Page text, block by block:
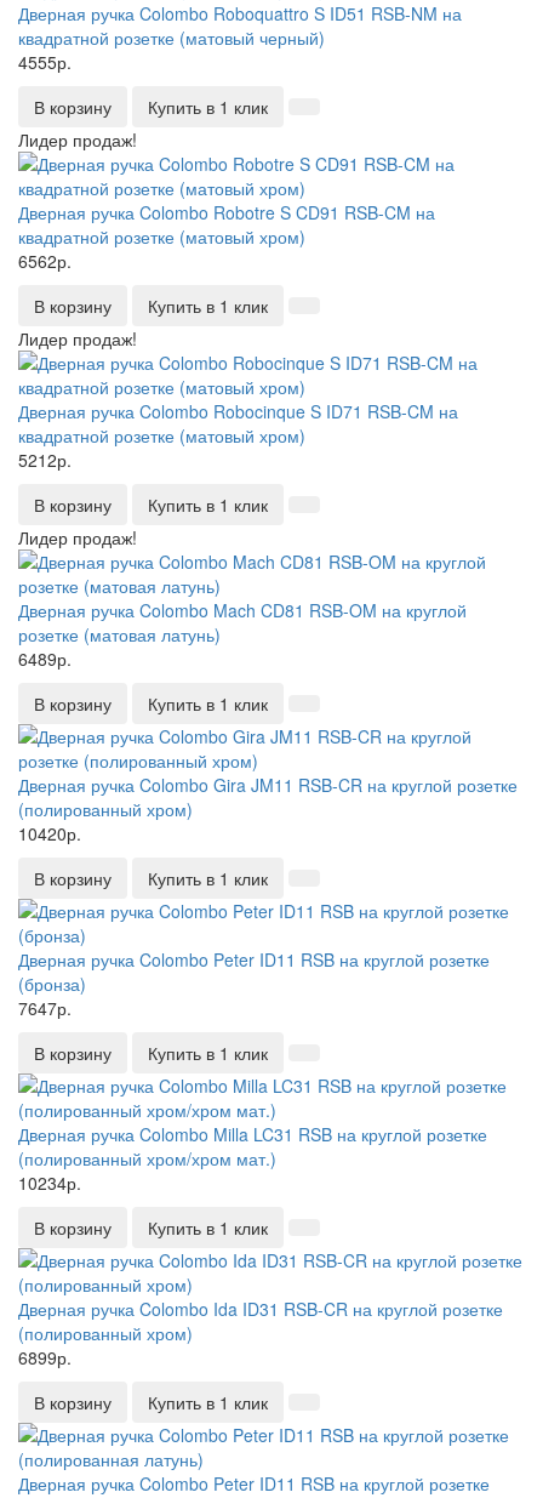
Дверная ручка Colombo Roboquattro S ID51 RSB-NM на
квадратной розетке (матовый черный)
4555р.
В корзину
Купить в 1 клик
Лидер продаж!
Дверная ручка Colombo Robotre S CD91 RSB-CM на
квадратной розетке (матовый хром)
6562р.
В корзину
Купить в 1 клик
Лидер продаж!
Дверная ручка Colombo Robocinque S ID71 RSB-CM на
квадратной розетке (матовый хром)
5212р.
В корзину
Купить в 1 клик
Лидер продаж!
Дверная ручка Colombo Mach CD81 RSB-OM на круглой
розетке (матовая латунь)
6489р.
В корзину
Купить в 1 клик
Дверная ручка Colombo Gira JM11 RSB-CR на круглой розетке
(полированный хром)
10420р.
В корзину
Купить в 1 клик
Дверная ручка Colombo Peter ID11 RSB на круглой розетке
(бронза)
7647р.
В корзину
Купить в 1 клик
Дверная ручка Colombo Milla LC31 RSB на круглой розетке
(полированный хром/хром мат.)
10234р.
В корзину
Купить в 1 клик
Дверная ручка Colombo Ida ID31 RSB-CR на круглой розетке
(полированный хром)
6899р.
В корзину
Купить в 1 клик
Дверная ручка Colombo Peter ID11 RSB на круглой розетке